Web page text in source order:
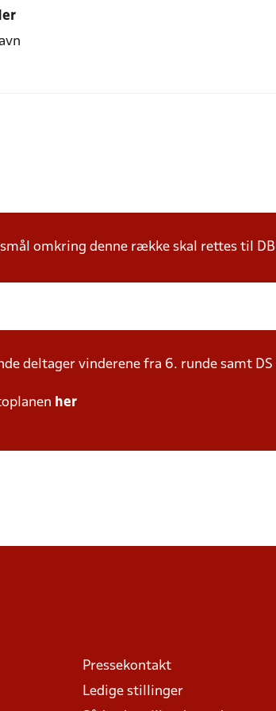
omkring denne række skal rettes til
deltager vinderene fra 6. runde samt
her
Pressekontakt
Ledige stillinger